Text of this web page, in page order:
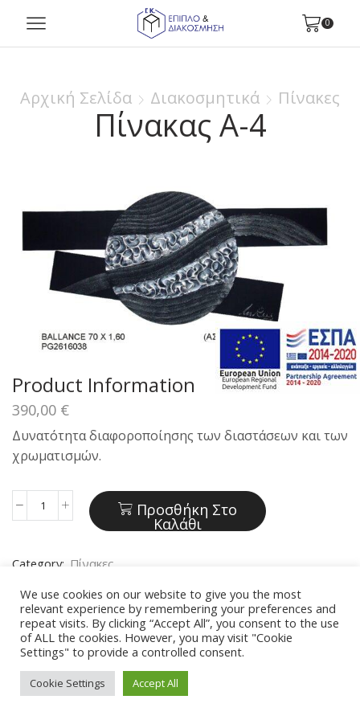
0
Αρχική Σελίδα Διακοσμητικά Πίνακες
Πίνακας Α-4
Product Information
390,00 €
Δυνατότητα διαφοροποίησης των διαστάσεων και των
χρωματισμών.
Πίνακας
ποσότητα
Προσθήκη Στο
Καλάθι
Category: Πίνακες
Share:
We use cookies on our website to give you the most
relevant experience by remembering your preferences and
repeat visits. By clicking “Accept All”, you consent to the use
of ALL the cookies. However, you may visit "Cookie
Settings" to provide a controlled consent.
Cookie Settings Accept All